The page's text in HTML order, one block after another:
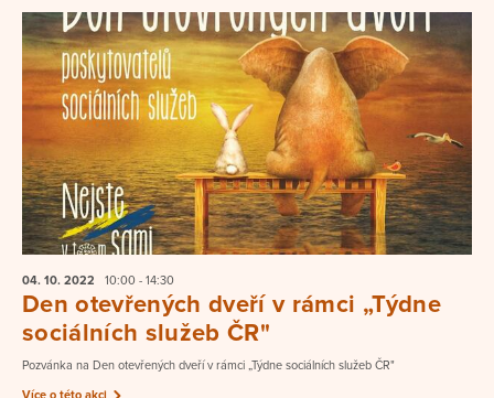
04. 10. 2022 10:00 - 14:30
Den otevřených dveří v rámci „Týdne
sociálních služeb ČR"
Pozvánka na Den otevřených dveří v rámci „Týdne sociálních služeb ČR"
Více o této akci